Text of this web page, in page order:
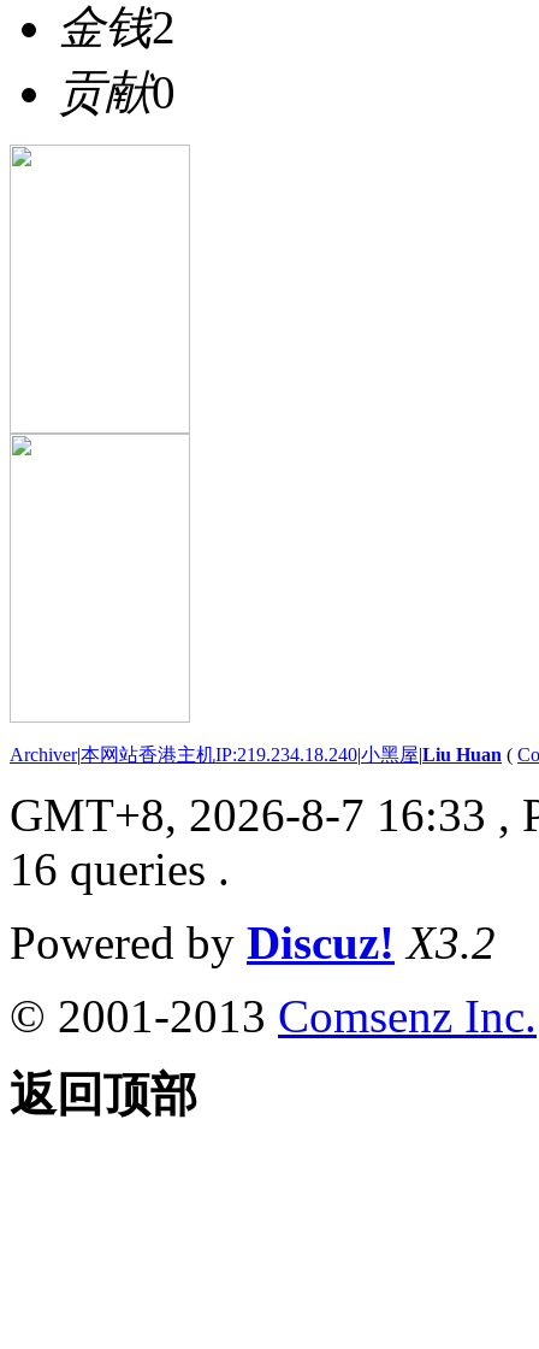
金钱2
贡献0
Archiver|本网站香港主机IP:219.234.18.240|小黑屋|Liu Huan (
GMT+8, 2026-8-7 16:33 ,
16 queries .
Powered by Discuz! X3.2
© 2001-2013 Comsenz Inc.
返回顶部